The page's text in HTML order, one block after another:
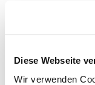
Diese Webseite
Wir verwenden